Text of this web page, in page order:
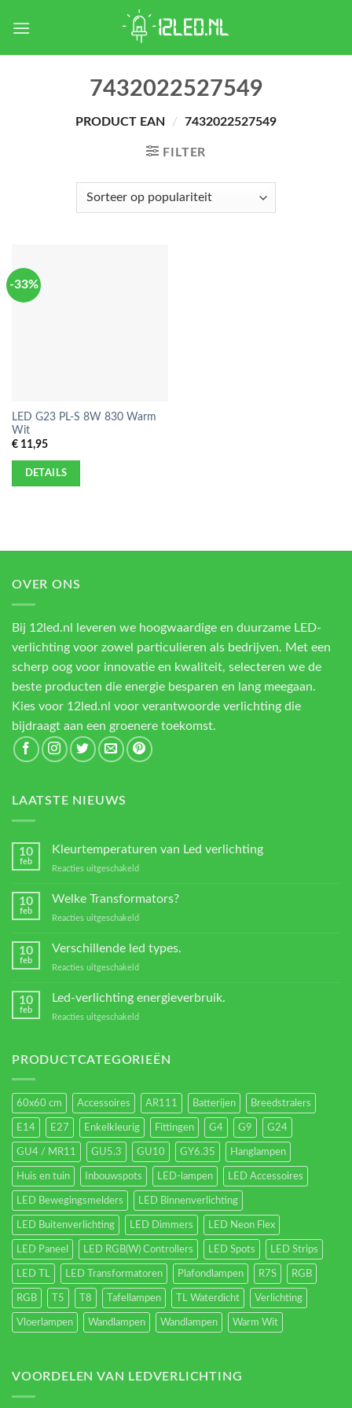
7432022527549
PRODUCT EAN / 7432022527549
FILTER
-33%
LED G23 PL-S 8W 830 Warm
Wit
€11,95
DETAILS
OVER ONS
Bij 12led.nl leveren we hoogwaardige en duurzame LED-
verlichting voor zowel particulieren als bedrijven. Met een
scherp oog voor innovatie en kwaliteit, selecteren we de
beste producten die energie besparen en lang meegaan.
Kies voor 12led.nl voor verantwoorde verlichting die
bijdraagt aan een groenere toekomst.
LAATSTE NIEUWS
10
feb
Kleurtemperaturen van Led verlichting
Reacties uitgeschakeld
verlichting
10
feb
Welke Transformators?
Reacties uitgeschakeld
Transformators?
10
feb
Verschillende led types.
Reacties uitgeschakeld
10
feb
Led-verlichting energieverbruik.
Reacties uitgeschakeld
energieverbruik.
PRODUCTCATEGORIEËN
60x60 cm Accessoires AR111 Batterijen Breedstralers
E14 E27 Enkelkleurig Fittingen G4 G9 G24
GU4 / MR11 GU5.3 GU10 GY6.35 Hanglampen
Huis en tuin Inbouwspots LED-lampen LED Accessoires
LED Bewegingsmelders LED Binnenverlichting
LED Buitenverlichting LED Dimmers LED Neon Flex
LED Paneel LED RGB(W) Controllers LED Spots LED Strips
LED TL LED Transformatoren Plafondlampen R7S RGB
RGB T5 T8 Tafellampen TL Waterdicht Verlichting
Vloerlampen Wandlampen Wandlampen Warm Wit
VOORDELEN VAN LEDVERLICHTING